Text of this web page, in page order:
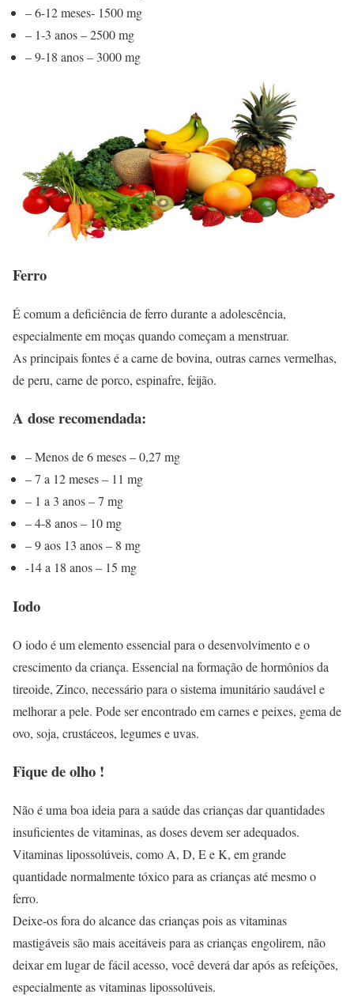
– 6-12 meses- 1500 mg
– 1-3 anos – 2500 mg
– 9-18 anos – 3000 mg
Ferro
É comum a deficiência de ferro durante a adolescência,
especialmente em moças quando começam a menstruar.
As principais fontes é a carne de bovina, outras carnes vermelhas,
de peru, carne de porco, espinafre, feijão.
A dose recomendada:
– Menos de 6 meses – 0,27 mg
– 7 a 12 meses – 11 mg
– 1 a 3 anos – 7 mg
– 4-8 anos – 10 mg
– 9 aos 13 anos – 8 mg
-14 a 18 anos – 15 mg
Iodo
O iodo é um elemento essencial para o desenvolvimento e o
crescimento da criança. Essencial na formação de hormônios da
tireoide, Zinco, necessário para o sistema imunitário saudável e
melhorar a pele. Pode ser encontrado em carnes e peixes, gema de
ovo, soja, crustáceos, legumes e uvas.
Fique de olho !
Não é uma boa ideia para a saúde das crianças dar quantidades
insuficientes de vitaminas, as doses devem ser adequados.
Vitaminas lipossolúveis, como A, D, E e K, em grande
quantidade normalmente tóxico para as crianças até mesmo o
ferro.
Deixe-os fora do alcance das crianças pois as vitaminas
mastigáveis ​​são mais aceitáveis ​​para as crianças engolirem, não
deixar em lugar de fácil acesso, você deverá dar após as refeições,
especialmente as vitaminas lipossolúveis.